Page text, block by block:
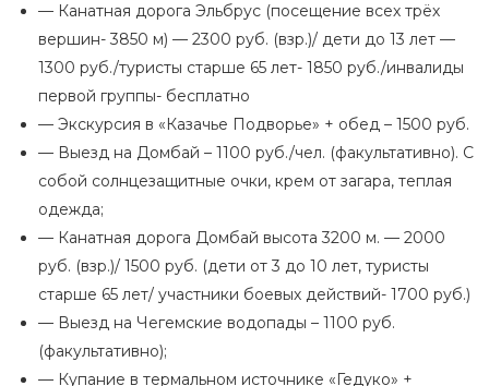
— Канатная дорога Эльбрус (посещение всех трёх
вершин- 3850 м) — 2300 руб. (взр.)/ дети до 13 лет —
1300 руб./туристы старше 65 лет- 1850 руб./инвалиды
первой группы- бесплатно
— Экскурсия в «Казачье Подворье» + обед – 1500 руб.
— Выезд на Домбай – 1100 руб./чел. (факультативно). С
собой солнцезащитные очки, крем от загара, теплая
одежда;
— Канатная дорога Домбай высота 3200 м. — 2000
руб. (взр.)/ 1500 руб. (дети от 3 до 10 лет, туристы
старше 65 лет/ участники боевых действий- 1700 руб.)
— Выезд на Чегемские водопады – 1100 руб.
(факультативно);
— Купание в термальном источнике «Гедуко» +